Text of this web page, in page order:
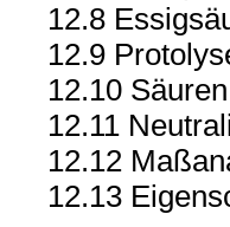
12.8
12.9
12.10
12.11
12.12
12.13